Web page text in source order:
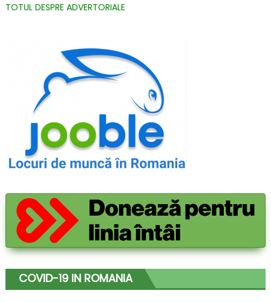
TOTUL DESPRE ADVERTORIALE
COVID-19 IN ROMANIA